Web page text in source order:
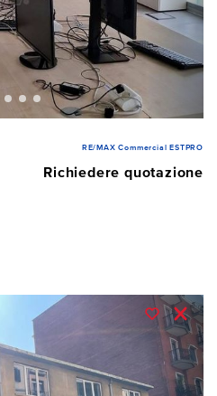
RE/MAX Commercial ESTPRO
Richiedere quotazione